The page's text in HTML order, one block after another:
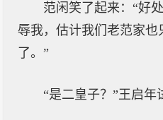
范闲笑了起来：“好
辱我，估计我们老范家也
了。”
“是二皇子？”王启年